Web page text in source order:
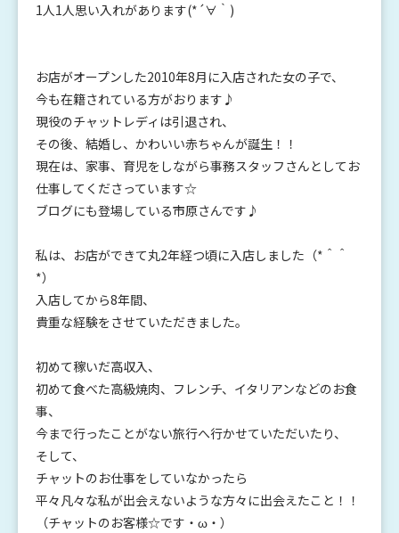
1人1人思い入れがあります(*´∀｀)
お店がオープンした2010年8月に入店された女の子で、
今も在籍されている方がおります♪
現役のチャットレディは引退され、
その後、結婚し、かわいい赤ちゃんが誕生！！
現在は、家事、育児をしながら事務スタッフさんとしてお
仕事してくださっています☆
ブログにも登場している市原さんです♪
私は、お店ができて丸2年経つ頃に入店しました（*＾＾
*）
入店してから8年間、
貴重な経験をさせていただきました。
初めて稼いだ高収入、
初めて食べた高級焼肉、フレンチ、イタリアンなどのお食
事、
今まで行ったことがない旅行へ行かせていただいたり、
そして、
チャットのお仕事をしていなかったら
平々凡々な私が出会えないような方々に出会えたこと！！
（チャットのお客様☆です・ω・）